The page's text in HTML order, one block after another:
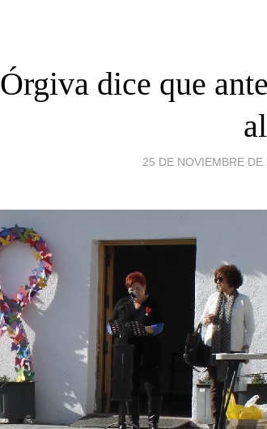
Órgiva dice que
25 DE NOVIEMBRE